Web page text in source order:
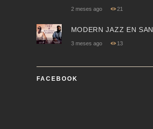
2 meses ago 21
MODERN JAZZ EN
3 meses ago 13
FACEBOOK